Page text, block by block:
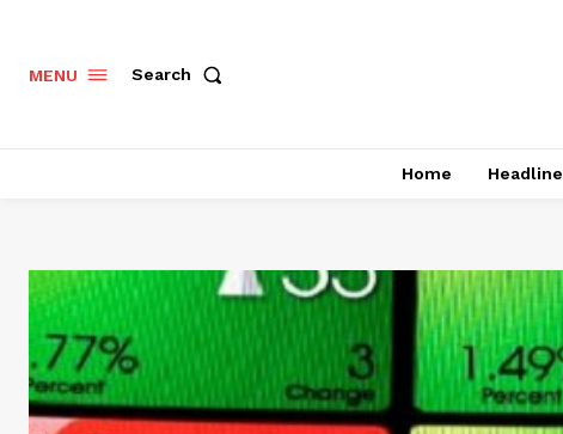
MENU Search
Home Headline